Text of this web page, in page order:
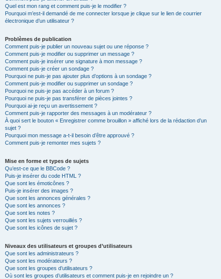
Quel est mon rang et comment puis-je le modifier ?
Pourquoi m’est-il demandé de me connecter lorsque je clique sur le lien de courrier
électronique d’un utilisateur ?
Problèmes de publication
Comment puis-je publier un nouveau sujet ou une réponse ?
Comment puis-je modifier ou supprimer un message ?
Comment puis-je insérer une signature à mon message ?
Comment puis-je créer un sondage ?
Pourquoi ne puis-je pas ajouter plus d’options à un sondage ?
Comment puis-je modifier ou supprimer un sondage ?
Pourquoi ne puis-je pas accéder à un forum ?
Pourquoi ne puis-je pas transférer de pièces jointes ?
Pourquoi ai-je reçu un avertissement ?
Comment puis-je rapporter des messages à un modérateur ?
À quoi sert le bouton « Enregistrer comme brouillon » affiché lors de la rédaction d’un
sujet ?
Pourquoi mon message a-t-il besoin d’être approuvé ?
Comment puis-je remonter mes sujets ?
Mise en forme et types de sujets
Qu’est-ce que le BBCode ?
Puis-je insérer du code HTML ?
Que sont les émoticônes ?
Puis-je insérer des images ?
Que sont les annonces générales ?
Que sont les annonces ?
Que sont les notes ?
Que sont les sujets verrouillés ?
Que sont les icônes de sujet ?
Niveaux des utilisateurs et groupes d’utilisateurs
Que sont les administrateurs ?
Que sont les modérateurs ?
Que sont les groupes d’utilisateurs ?
Où sont les groupes d’utilisateurs et comment puis-je en rejoindre un ?